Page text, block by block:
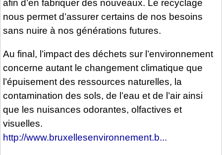
afin d’en fabriquer des nouveaux. Le recyclage
nous permet d’assurer certains de nos besoins
sans nuire à nos générations futures.
Au final, l’impact des déchets sur l’environnement
concerne autant le changement climatique que
l’épuisement des ressources naturelles, la
contamination des sols, de l’eau et de l’air ainsi
que les nuisances odorantes, olfactives et
visuelles.
http://www.bruxellesenvironnement.b...